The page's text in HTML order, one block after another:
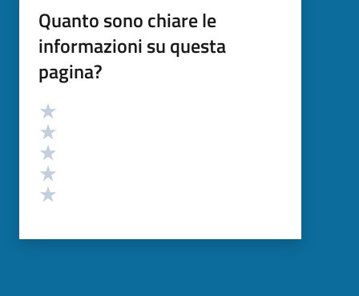
Quanto sono chiare le
informazioni su questa
pagina?
Valutazione